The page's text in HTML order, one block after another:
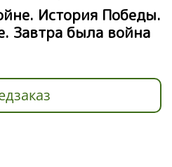
История Победы.
Завтра была война